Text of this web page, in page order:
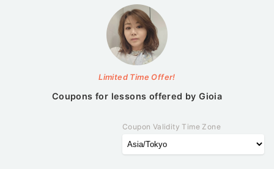
Limited Time Offer!
Coupons for lessons offered byGioia
Coupon Validity Time Zone